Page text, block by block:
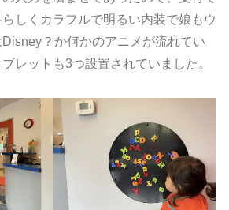
しくカラフルで明るい内装で娘もウ
？か何かのアニメが流れてい
レットも3つ設置されていました。